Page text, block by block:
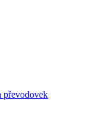
převodovek